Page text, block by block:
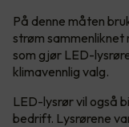
På denne måten
strøm sammenliknet
som gjør LED-
klimavennlig valg.
LED-lysrør vil også
bedrift. Lysrørene